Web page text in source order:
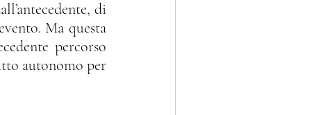
Ma questa
percorso
autonomo per